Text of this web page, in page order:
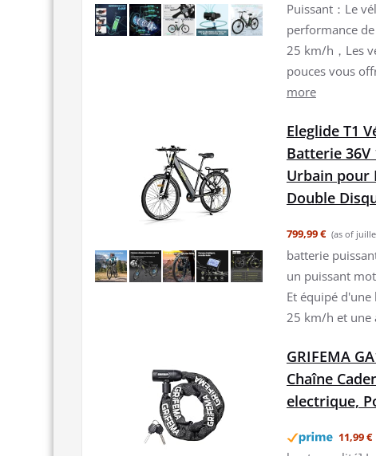
Puissant：Le
performance
25 km/h，Les
pouces vous
more
Eleglide T1
Batterie 36V
Urbain pour
Double
799,99 € (as of
batterie
un puissant
Et équipé
25 km/h et une
GRIFEMA
Chaîne
electrique,
11,99 €